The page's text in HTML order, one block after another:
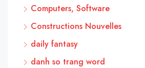
Computers, Software
Constructions Nouvelles
daily fantasy
danh so trang word